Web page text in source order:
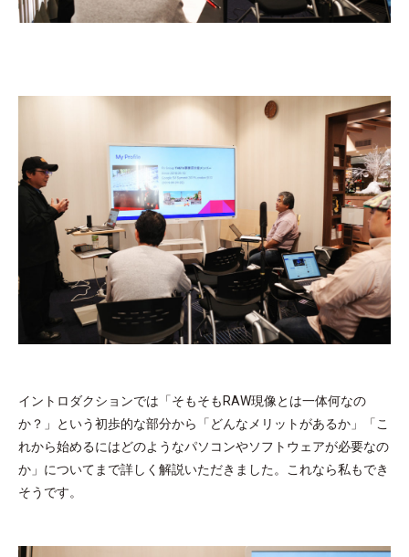
イントロダクションでは「そもそもRAW現像とは一体何なの
か？」という初歩的な部分から「どんなメリットがあるか」「こ
れから始めるにはどのようなパソコンやソフトウェアが必要なの
か」についてまで詳しく解説いただきました。これなら私もでき
そうです。